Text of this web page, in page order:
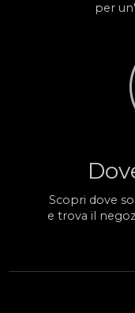
per
Scopri dove
e trova il